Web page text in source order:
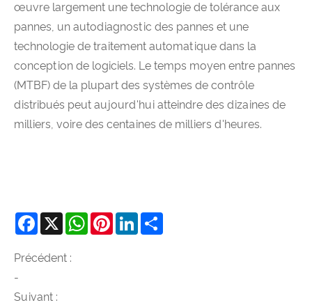
œuvre largement une technologie de tolérance aux
pannes, un autodiagnostic des pannes et une
technologie de traitement automatique dans la
conception de logiciels. Le temps moyen entre pannes
(MTBF) de la plupart des systèmes de contrôle
distribués peut aujourd'hui atteindre des dizaines de
milliers, voire des centaines de milliers d'heures.
Facebook
X WhatsAppPinterestLinkedIn
Précédent :
-
Suivant :